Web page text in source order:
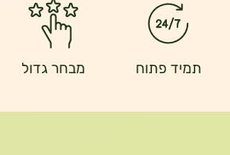
תמיד פתוח מבחר גדול